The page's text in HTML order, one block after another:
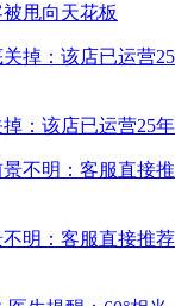
甩向天花板
：该店已运营25年
明：客服直接推荐